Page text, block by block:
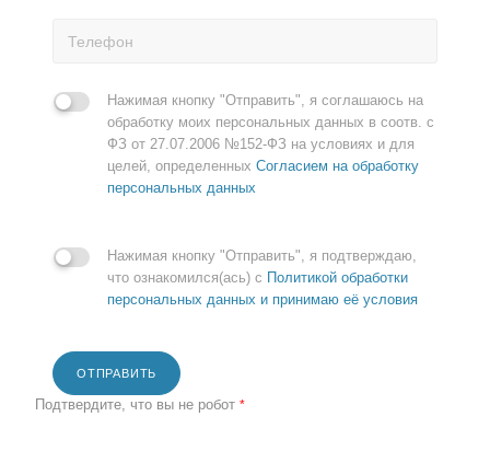
Нажимая кнопку "Отправить", я соглашаюсь на
обработку моих персональных данных в соотв. с
ФЗ от 27.07.2006 №152-ФЗ на условиях и для
целей, определенных Согласием на обработку
персональных данных
Нажимая кнопку "Отправить", я подтверждаю,
что ознакомился(ась) с Политикой обработки
персональных данных и принимаю её условия
ОТПРАВИТЬ
Подтвердите, что вы не робот *